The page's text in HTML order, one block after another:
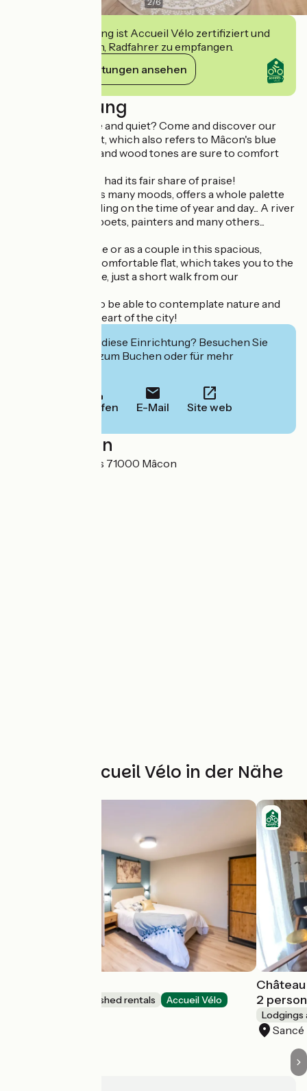
Diese Einrichtung ist Accueil Vélo zertifiziert und
verpflichtet sich, Radfahrer zu empfangen.
Ihre Verpflichtungen ansehen
Beschreibung
Looking for peace and quiet? Come and discover our
Saône-themed flat, which also refers to Mâcon's blue
lane. Its light blue and wood tones are sure to comfort
This river has also had its fair share of praise!
The Saône, with its many moods, offers a whole palette
of colours depending on the time of year and day... A river
that has inspired poets, painters and many others...
You can relax alone or as a couple in this spacious,
harmonious and comfortable flat, which takes you to the
banks of the Saône, just a short walk from our
What a privilege to be able to contemplate nature and
"sail" right in the heart of the city!
Interessiert Sie diese Einrichtung? Besuchen Sie
deren Website zum Buchen oder für mehr
Anrufen E-Mail Site web
Localisation
5 Rue des Minimes 71000 Mâcon
Weitere Accueil Vélo in der Nähe
Lodgings and furnished rentals Accueil Vélo
2
Lodgings
Sancé